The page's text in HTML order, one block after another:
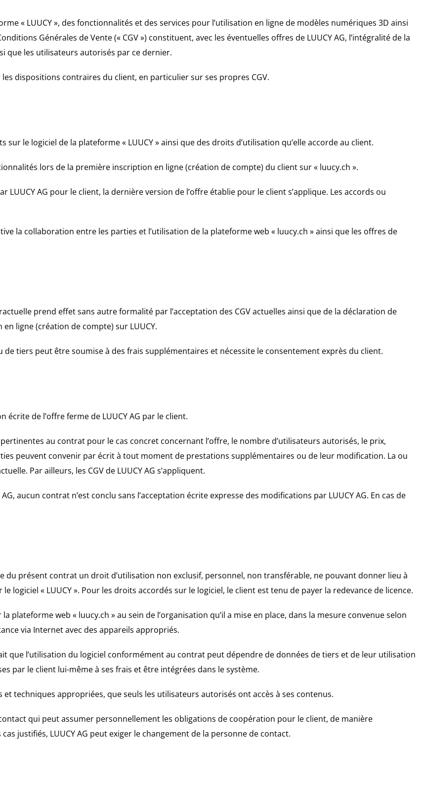
« LUUCY », des fonctionnalités et des services pour l’utilisation en ligne de modèles numériques 3D ainsi
Générales de Vente (« CGV ») constituent, avec les éventuelles offres de LUUCY AG, l’intégralité de la
que les utilisateurs autorisés par ce dernier.
les dispositions contraires du client, en particulier sur ses propres CGV.
le logiciel de la plateforme « LUUCY » ainsi que des droits d’utilisation qu’elle accorde au client.
lors de la première inscription en ligne (création de compte) du client sur « luucy.ch ».
AG pour le client, la dernière version de l’offre établie pour le client s’applique. Les accords ou
la collaboration entre les parties et l’utilisation de la plateforme web « luucy.ch » ainsi que les offres de
prend effet sans autre formalité par l’acceptation des CGV actuelles ainsi que de la déclaration de
ligne (création de compte) sur LUUCY.
de tiers peut être soumise à des frais supplémentaires et nécessite le consentement exprès du client.
de l’offre ferme de LUUCY AG par le client.
au contrat pour le cas concret concernant l’offre, le nombre d’utilisateurs autorisés, le prix,
peuvent convenir par écrit à tout moment de prestations supplémentaires ou de leur modification. La ou
Par ailleurs, les CGV de LUUCY AG s’appliquent.
aucun contrat n’est conclu sans l’acceptation écrite expresse des modifications par LUUCY AG. En cas de
du présent contrat un droit d’utilisation non exclusif, personnel, non transférable, ne pouvant donner lieu à
logiciel « LUUCY ». Pour les droits accordés sur le logiciel, le client est tenu de payer la redevance de licence.
plateforme web « luucy.ch » au sein de l’organisation qu’il a mise en place, dans la mesure convenue selon
via Internet avec des appareils appropriés.
que l’utilisation du logiciel conformément au contrat peut dépendre de données de tiers et de leur utilisation
par le client lui-même à ses frais et être intégrées dans le système.
et techniques appropriées, que seuls les utilisateurs autorisés ont accès à ses contenus.
qui peut assumer personnellement les obligations de coopération pour le client, de manière
justifiés, LUUCY AG peut exiger le changement de la personne de contact.